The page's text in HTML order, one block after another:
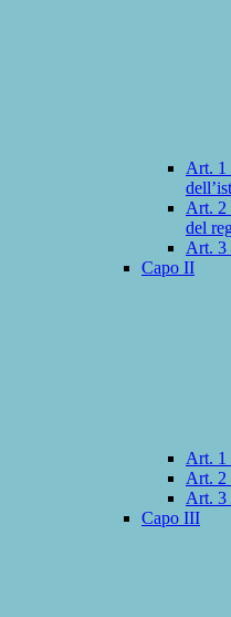
Art. 1
Art. 2
del
Art. 3
Capo II
Art. 1
Art. 2
Art. 3
Capo III